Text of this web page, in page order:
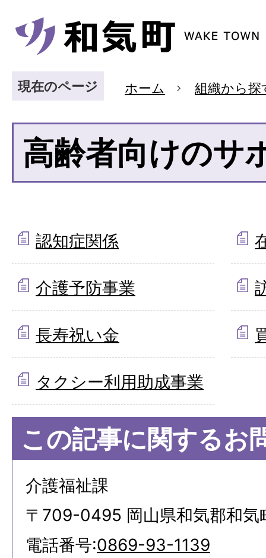
現在のページ ホーム 組織から探
高齢者向けのサ
認知症関係
介護予防事業
長寿祝い金
タクシー利用助成事業
この記事に関するお
介護福祉課
〒709-0495 岡山県和気郡和気
電話番号:0869-93-1139